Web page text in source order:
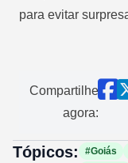
para evitar
Compartilhe
agora:
Tópicos: #Goiás